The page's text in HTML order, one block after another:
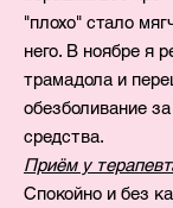
"плохо" стало
него. В ноябре я
трамадола и
обезболивание
средства.
Приём у
Спокойно и без